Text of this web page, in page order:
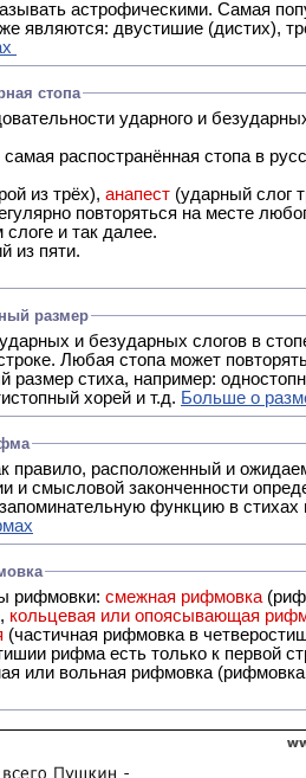
являются: двустишие (дистих),
стопа
ударного и
распостранённая стопа в
из трёх), анапест (ударный слог
повторяться на месте
и так далее.
из пяти.
размер
и безударных слогов в
Любая стопа может
стиха, например:
хорей и т.д. Больше о
поэзии и, как правило, расположенный и
смысловой законченности
функцию в стихах
рифмовки: смежная рифмовка
кольцевая или опоясывающая
(частичная рифмовка в
рифма есть только к первой